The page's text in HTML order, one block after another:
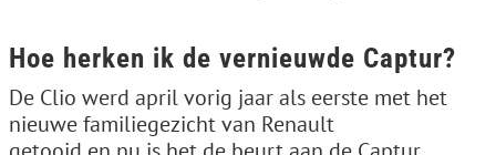
Hoe herken ik de vernieuwde Captur?
De Clio werd april vorig jaar als eerste met het
nieuwe familiegezicht van Renault